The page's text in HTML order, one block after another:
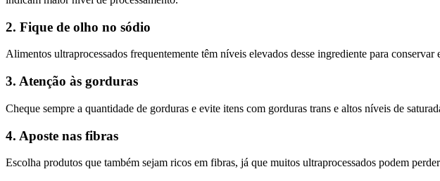
2. Fique de olho no sódio
Alimentos ultraprocessados frequentemente têm níveis elevados desse ingrediente para conservar
3. Atenção às gorduras
Cheque sempre a quantidade de gorduras e evite itens com gorduras trans e altos níveis de
4. Aposte nas fibras
Escolha produtos que também sejam ricos em fibras, já que muitos ultraprocessados podem